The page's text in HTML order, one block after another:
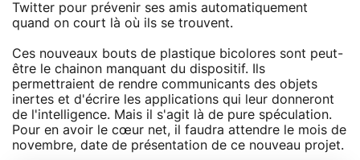
Twitter pour prévenir ses amis automatiquement
quand on court là où ils se trouvent.
Ces nouveaux bouts de plastique bicolores sont peut-
être le chainon manquant du dispositif. Ils
permettraient de rendre communicants des objets
inertes et d'écrire les applications qui leur donneront
de l'intelligence. Mais il s'agit là de pure spéculation.
Pour en avoir le cœur net, il faudra attendre le mois de
novembre, date de présentation de ce nouveau projet.